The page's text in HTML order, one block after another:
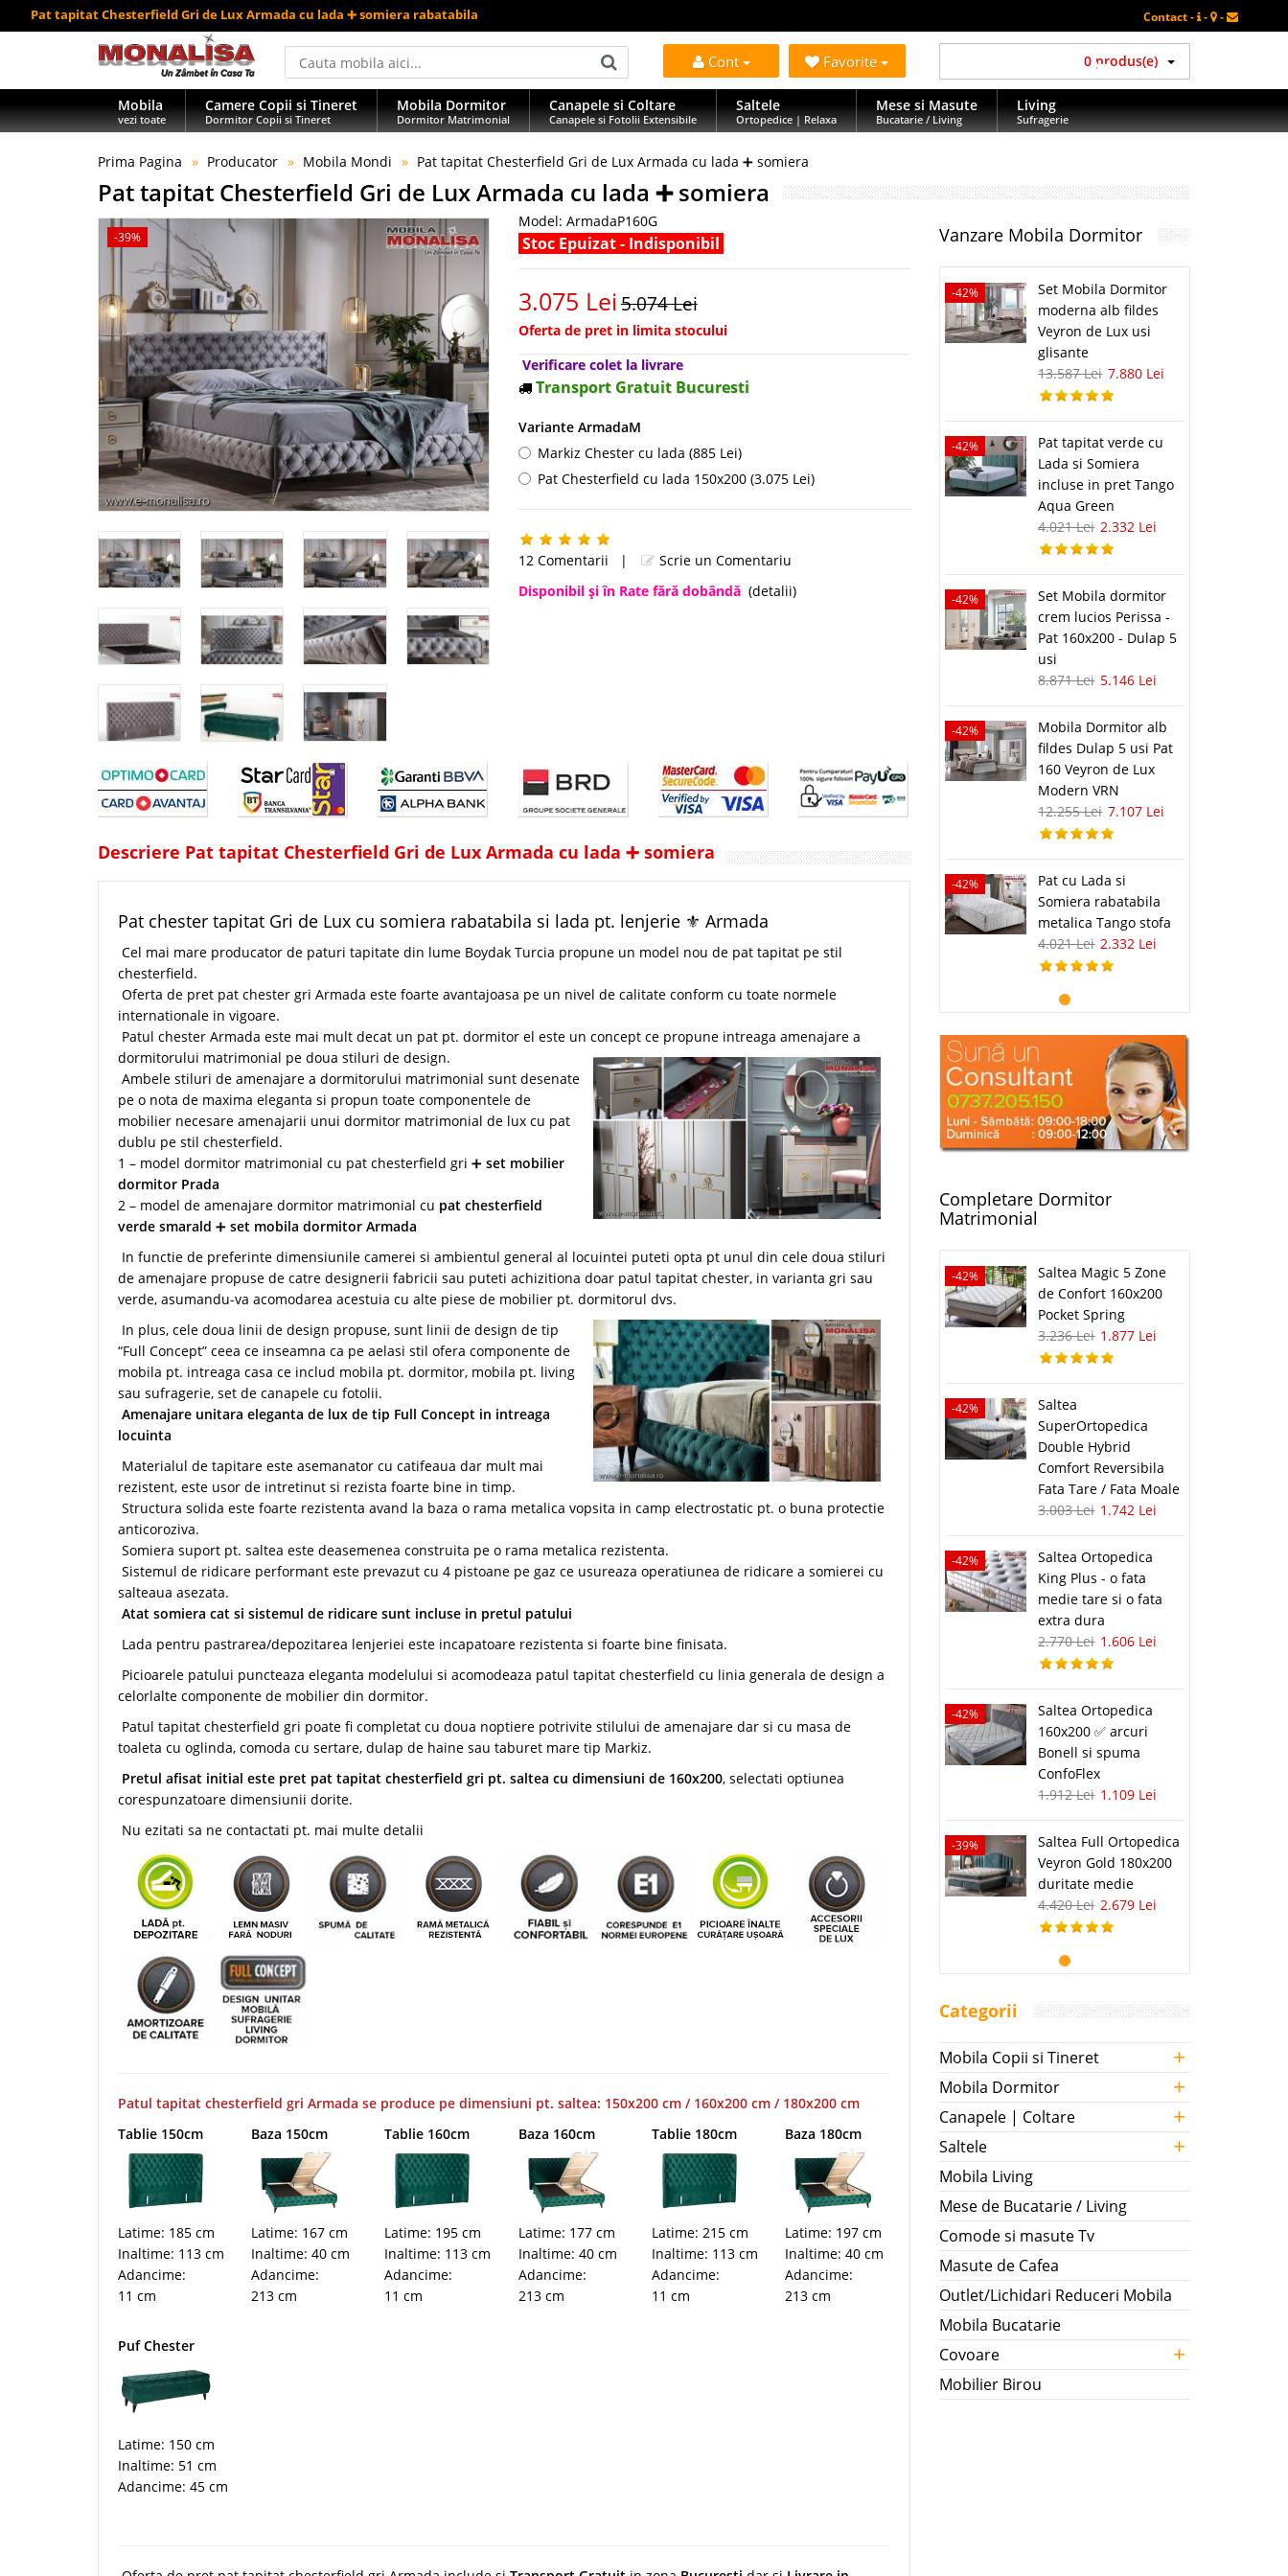
Pat tapitat Chesterfield Gri de Lux Armada cu lada ➕ somiera rabatabila Contact - - -
Cont Favorite 0 produs(e)
Mobila
vezi toate
Camere Copii si Tineret
Dormitor Copii si Tineret
Mobila Dormitor
Dormitor Matrimonial
Canapele si Coltare
Canapele si Fotolii Extensibile
Saltele
Ortopedice | Relaxa
Mese si Masute
Bucatarie / Living
Living
Sufragerie
Prima Pagina Producator Mobila Mondi Pat tapitat Chesterfield Gri de Lux Armada cu lada ➕ somiera
Pat tapitat Chesterfield Gri de Lux Armada cu lada ➕ somiera
-39%
Model: ArmadaP160G
Stoc Epuizat - Indisponibil
3.075 Lei5.074 Lei
Oferta de pret in limita stocului
Verificare colet la livrare
Transport Gratuit Bucuresti
Variante ArmadaM
Markiz Chester cu lada (885 Lei)
Pat Chesterfield cu lada 150x200 (3.075 Lei)
12 Comentarii |
Scrie un Comentariu
Disponibil şi în Rate fără dobândă (detalii)
Descriere Pat tapitat Chesterfield Gri de Lux Armada cu lada ➕ somiera
Pat chester tapitat Gri de Lux cu somiera rabatabila si lada pt. lenjerie ⚜️ Armada
Cel mai mare producator de paturi tapitate din lume Boydak Turcia propune un model nou de pat tapitat pe stil
chesterfield.
Oferta de pret pat chester gri Armada este foarte avantajoasa pe un nivel de calitate conform cu toate normele
internationale in vigoare.
Patul chester Armada este mai mult decat un pat pt. dormitor el este un concept ce propune intreaga amenajare a
dormitorului matrimonial pe doua stiluri de design.
Ambele stiluri de amenajare a dormitorului matrimonial sunt desenate
pe o nota de maxima eleganta si propun toate componentele de
mobilier necesare amenajarii unui dormitor matrimonial de lux cu pat
dublu pe stil chesterfield.
1 – model dormitor matrimonial cu pat chesterfield gri ➕ set mobilier
dormitor Prada
2 – model de amenajare dormitor matrimonial cu pat chesterfield
verde smarald ➕ set mobila dormitor Armada
In functie de preferinte dimensiunile camerei si ambientul general al locuintei puteti opta pt unul din cele doua stiluri
de amenajare propuse de catre designerii fabricii sau puteti achizitiona doar patul tapitat chester, in varianta gri sau
verde, asumandu-va acomodarea acestuia cu alte piese de mobilier pt. dormitorul dvs.
In plus, cele doua linii de design propuse, sunt linii de design de tip
“Full Concept” ceea ce inseamna ca pe aelasi stil ofera componente de
mobila pt. intreaga casa ce includ mobila pt. dormitor, mobila pt. living
sau sufragerie, set de canapele cu fotolii.
Amenajare unitara eleganta de lux de tip Full Concept in intreaga
locuinta
Materialul de tapitare este asemanator cu catifeaua dar mult mai
rezistent, este usor de intretinut si rezista foarte bine in timp.
Structura solida este foarte rezistenta avand la baza o rama metalica vopsita in camp electrostatic pt. o buna protectie
anticoroziva.
Somiera suport pt. saltea este deasemenea construita pe o rama metalica rezistenta.
Sistemul de ridicare performant este prevazut cu 4 pistoane pe gaz ce usureaza operatiunea de ridicare a somierei cu
salteaua asezata.
Atat somiera cat si sistemul de ridicare sunt incluse in pretul patului
Lada pentru pastrarea/depozitarea lenjeriei este incapatoare rezistenta si foarte bine finisata.
Picioarele patului puncteaza eleganta modelului si acomodeaza patul tapitat chesterfield cu linia generala de design a
celorlalte componente de mobilier din dormitor.
Patul tapitat chesterfield gri poate fi completat cu doua noptiere potrivite stilului de amenajare dar si cu masa de
toaleta cu oglinda, comoda cu sertare, dulap de haine sau taburet mare tip Markiz.
Pretul afisat initial este pret pat tapitat chesterfield gri pt. saltea cu dimensiuni de 160x200, selectati optiunea
corespunzatoare dimensiunii dorite.
Nu ezitati sa ne contactati pt. mai multe detalii
Patul tapitat chesterfield gri Armada se produce pe dimensiuni pt. saltea: 150x200 cm / 160x200 cm / 180x200 cm
Tablie 150cm
Latime: 185 cm
Inaltime: 113 cm
Adancime:
11 cm
Baza 150cm
Latime: 167 cm
Inaltime: 40 cm
Adancime:
213 cm
Tablie 160cm
Latime: 195 cm
Inaltime: 113 cm
Adancime:
11 cm
Baza 160cm
Latime: 177 cm
Inaltime: 40 cm
Adancime:
213 cm
Tablie 180cm
Latime: 215 cm
Inaltime: 113 cm
Adancime:
11 cm
Baza 180cm
Latime: 197 cm
Inaltime: 40 cm
Adancime:
213 cm
Puf Chester
Latime: 150 cm
Inaltime: 51 cm
Adancime: 45 cm
Vanzare Mobila Dormitor
-42%
Set Mobila Dormitor
moderna alb fildes
Veyron de Lux usi
glisante
13.587 Lei 7.880 Lei
-42%
Pat tapitat verde cu
Lada si Somiera
incluse in pret Tango
Aqua Green
4.021 Lei 2.332 Lei
-42%
Set Mobila dormitor
crem lucios Perissa -
Pat 160x200 - Dulap 5
usi
8.871 Lei 5.146 Lei
-42%
Mobila Dormitor alb
fildes Dulap 5 usi Pat
160 Veyron de Lux
Modern VRN
12.255 Lei 7.107 Lei
-42%
Pat cu Lada si
Somiera rabatabila
metalica Tango stofa
4.021 Lei 2.332 Lei
Completare Dormitor
Matrimonial
-42%
Saltea Magic 5 Zone
de Confort 160x200
Pocket Spring
3.236 Lei 1.877 Lei
-42%
Saltea
SuperOrtopedica
Double Hybrid
Comfort Reversibila
Fata Tare / Fata Moale
3.003 Lei 1.742 Lei
-42%
Saltea Ortopedica
King Plus - o fata
medie tare si o fata
extra dura
2.770 Lei 1.606 Lei
-42%
Saltea Ortopedica
160x200 ✅ arcuri
Bonell si spuma
ConfoFlex
1.912 Lei 1.109 Lei
-39%
Saltea Full Ortopedica
Veyron Gold 180x200
duritate medie
4.420 Lei 2.679 Lei
Categorii
Mobila Copii si Tineret +
Mobila Dormitor +
Canapele | Coltare +
Saltele +
Mobila Living
Mese de Bucatarie / Living
Comode si masute Tv
Masute de Cafea
Outlet/Lichidari Reduceri Mobila
Mobila Bucatarie
Covoare
+
Mobilier Birou